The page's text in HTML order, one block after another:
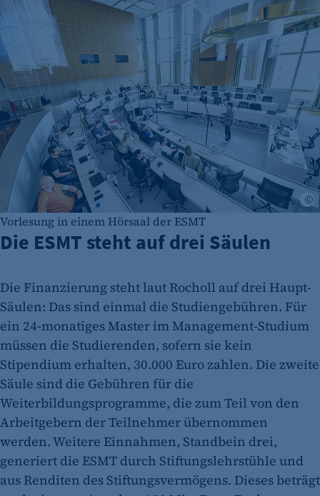
Vorlesung in einem Hörsaal der ESMT
Die ESMT steht auf drei Säulen
Die Finanzierung steht laut Rocholl auf drei Haupt-
Säulen: Das sind einmal die Studiengebühren. Für
ein 24-monatiges Master im Management-Studium
müssen die Studierenden, sofern sie kein
Stipendium erhalten, 30.000 Euro zahlen. Die zweite
Säule sind die Gebühren für die
Weiterbildungsprogramme, die zum Teil von den
Arbeitgebern der Teilnehmer übernommen
werden. Weitere Einnahmen, Standbein drei,
generiert die ESMT durch Stiftungslehrstühle und
aus Renditen des Stiftungsvermögens. Dieses beträgt